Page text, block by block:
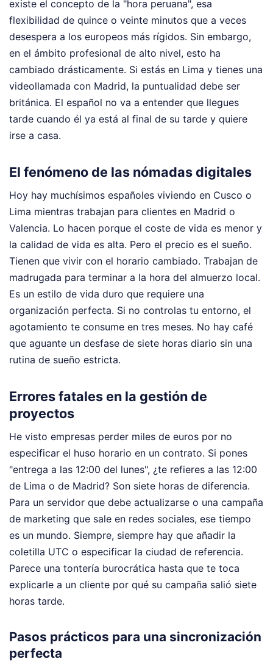
existe el concepto de la "hora peruana", esa
flexibilidad de quince o veinte minutos que a veces
desespera a los europeos más rígidos. Sin embargo,
en el ámbito profesional de alto nivel, esto ha
cambiado drásticamente. Si estás en Lima y tienes una
videollamada con Madrid, la puntualidad debe ser
británica. El español no va a entender que llegues
tarde cuando él ya está al final de su tarde y quiere
irse a casa.
El fenómeno de las nómadas digitales
Hoy hay muchísimos españoles viviendo en Cusco o
Lima mientras trabajan para clientes en Madrid o
Valencia. Lo hacen porque el coste de vida es menor y
la calidad de vida es alta. Pero el precio es el sueño.
Tienen que vivir con el horario cambiado. Trabajan de
madrugada para terminar a la hora del almuerzo local.
Es un estilo de vida duro que requiere una
organización perfecta. Si no controlas tu entorno, el
agotamiento te consume en tres meses. No hay café
que aguante un desfase de siete horas diario sin una
rutina de sueño estricta.
Errores fatales en la gestión de
proyectos
He visto empresas perder miles de euros por no
especificar el huso horario en un contrato. Si pones
"entrega a las 12:00 del lunes", ¿te refieres a las 12:00
de Lima o de Madrid? Son siete horas de diferencia.
Para un servidor que debe actualizarse o una campaña
de marketing que sale en redes sociales, ese tiempo
es un mundo. Siempre, siempre hay que añadir la
coletilla UTC o especificar la ciudad de referencia.
Parece una tontería burocrática hasta que te toca
explicarle a un cliente por qué su campaña salió siete
horas tarde.
Pasos prácticos para una sincronización
perfecta